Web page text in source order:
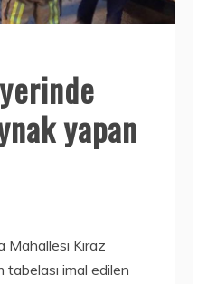
yapan
Mahallesi Kiraz
imal edilen